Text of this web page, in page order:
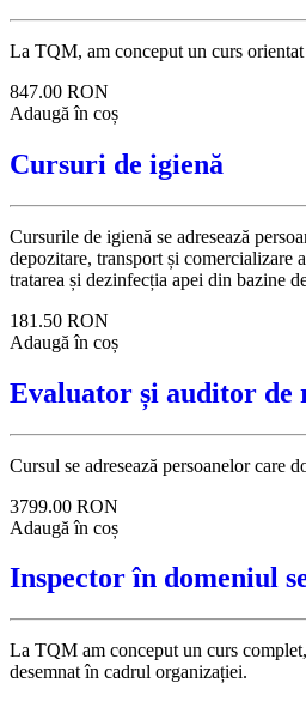
La TQM, am conceput un curs
847.00 RON
Adaugă în coș
Cursuri de igienă
Cursurile de igienă se adresează
depozitare, transport și comercializare
tratarea și dezinfecția apei din bazine
181.50 RON
Adaugă în coș
Evaluator și auditor de
Cursul se adresează persoanelor care
3799.00 RON
Adaugă în coș
Inspector în domeniul
La TQM am conceput un curs
desemnat în cadrul organizației.